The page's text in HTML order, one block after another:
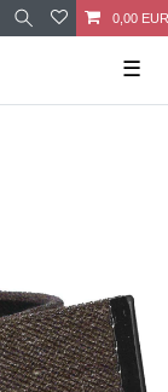
0,00 EUR
☰